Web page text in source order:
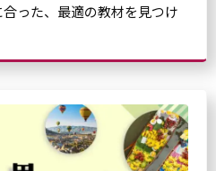
った、最適の教材を見つけ